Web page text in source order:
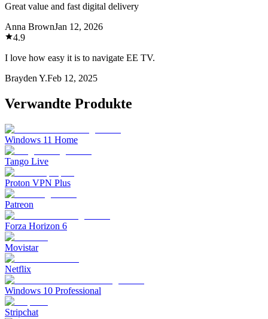
Great value and fast digital delivery
Anna BrownJan 12, 2026
4.9
I love how easy it is to navigate EE TV.
Brayden Y.Feb 12, 2025
Verwandte Produkte
Windows 11 Home
Tango Live
Proton VPN Plus
Patreon
Forza Horizon 6
Movistar
Netflix
Windows 10 Professional
Stripchat